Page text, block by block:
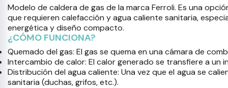
Modelo de caldera de gas de la marca Ferroli. Es una
que requieren calefacción y agua caliente sanitaria,
energética y diseño compacto.
¿CÓMO FUNCIONA?
Quemado del gas: El gas se quema en una cámara de
Intercambio de calor: El calor generado se transfiere a
Distribución del agua caliente: Una vez que el agua se
sanitaria (duchas, grifos, etc.).